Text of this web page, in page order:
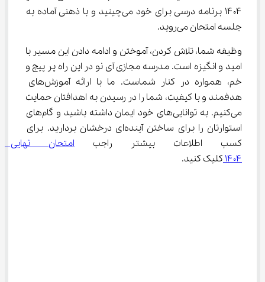
۱۴۰۴ برنامه درسی برای خود می‌چینید و با ذهنی آماده به
جلسه امتحان می‌روید.
وظیفه شما، تلاش کردن، آموختن و ادامه دادن این مسیر با
امید و انگیزه است. مدرسه مجازی آی نو در این راه پر پیچ و
خم، همواره در کنار شماست. ما با ارائه آموزش‌های
هدفمند و با کیفیت، شما را در رسیدن به اهدافتان حمایت
می‌کنیم. به توانایی‌های خود ایمان داشته باشید و گام‌های
استوارتان را برای ساختن آینده‌ای درخشان بردارید. برای
کسب اطلاعات بیشتر راجب امتحان
۱۴۰۴ کلیک کنید.